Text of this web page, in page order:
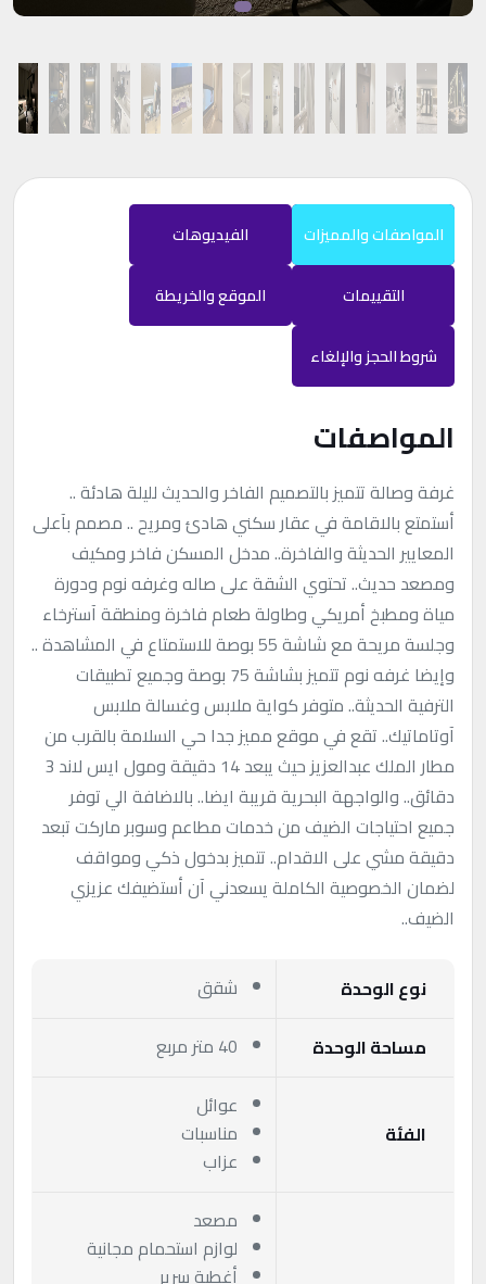
المواصفات والمميزات الفيديوهات
التقييمات الموقع والخريطة
شروط الحجز والإلغاء
المواصفات
غرفة وصالة تتميز بالتصميم الفاخر والحديث لليلة هادئة ..
أستمتع بالاقامة في عقار سكني هادئ ومريح .. مصمم بآعلى
المعايير الحديثة والفاخرة.. مدخل المسكن فاخر ومكيف
ومصعد حديث.. تحتوي الشقة على صاله وغرفه نوم ودورة
مياة ومطبخ أمريكي وطاولة طعام فاخرة ومنطقة آسترخاء
وجلسة مريحة مع شاشة 55 بوصة للاستمتاع في المشاهدة ..
وإيضا غرفه نوم تتميز بشاشة 75 بوصة وجميع تطبيقات
الترفية الحديثة.. متوفر كواية ملابس وغسالة ملابس
آوتاماتيك.. تقع في موقع مميز جدا حي السلامة بالقرب من
مطار الملك عبدالعزيز حيث يبعد 14 دقيقة ومول ايس لاند 3
دقائق.. والواجهة البحرية قريبة ايضا.. بالاضافة الي توفر
جميع احتياجات الضيف من خدمات مطاعم وسوبر ماركت تبعد
دقيقة مشي على الاقدام.. تتميز بدخول ذكي ومواقف
لضمان الخصوصية الكاملة يسعدني آن أستضيفك عزيزي
الضيف..
نوع الوحدة
شقق
مساحة الوحدة
40 متر مربع
الفئة
عوائل
مناسبات
عزاب
مصعد
لوازم استحمام مجانية
أغطية سرير